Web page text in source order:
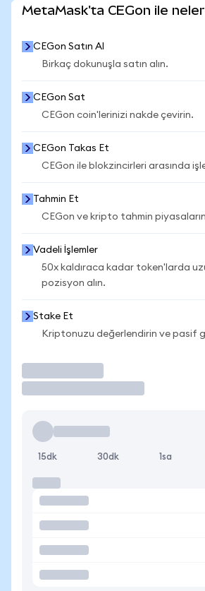
MetaMask'ta CEGon ile neler
CEGon Satın Al
Birkaç dokunuşla satın alın.
CEGon Sat
CEGon coin'lerinizi nakde çevirin.
CEGon Takas Et
CEGon ile blokzincirleri arasında
Tahmin Et
CEGon ve kripto tahmin
Vadeli İşlemler
50x kaldıraca kadar token'larda
pozisyon alın.
Stake Et
Kriptonuzu değerlendirin ve pasif
15dk 30dk 1sa